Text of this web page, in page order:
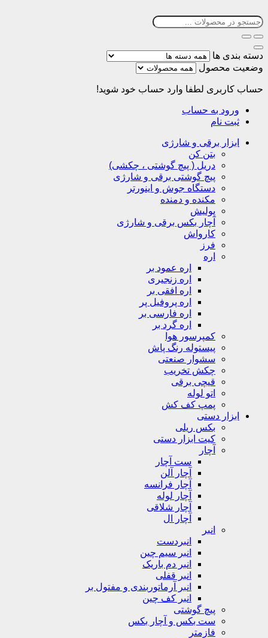
دسته بندی ها
وضعیت محصول
حساب کاربری لطفا وارد حساب خود شوید!
ورود به حساب
ثبت نام
ابزار برقی و شارژی
بتن کن
دریل ( پیچ گوشتی ، چکشی)
پیچ گوشتی برقی و شارژی
دستگاه جوش و اینورتر
مکنده و دمنده
پولیش
آچار بکس برقی و شارژی
کارواش
فرز
اره
اره عمود بر
اره زنجیری
اره افقی بر
اره پروفیل پر
اره فارسی بر
اره گرد بر
کمپرسور هوا
پیستوله رنگ پاش
سشوار صنعتی
چکش تخریب
قیچی برقی
اتو لوله
پمپ کف کش
ابزار دستی
بکس ریلی
کیت ابزار دستی
آچار
ست آچار
آچار آلن
آچار فرانسه
آچار لوله
آچار شلاقی
آچار ال
انبر
انبردست
انبر سیم چین
انبر دم باریک
انبر قفلی
انبر آرماتوربندی و مفتول بر
انبر کف چین
پیچ گوشتی
ست بکس و آچار بکس
فازمتر